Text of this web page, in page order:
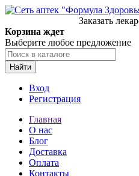
Заказать
Корзина ждет
Выберите любое предложение
Найти
Вход
Регистрация
Главная
О нас
Блог
Доставка
Оплата
Контакты